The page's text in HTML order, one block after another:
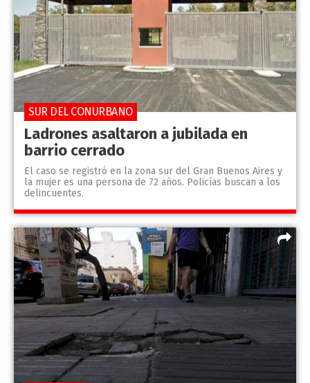
Ladrones asaltaron a jubilada en
barrio cerrado
El caso se registró en la zona sur del Gran Buenos Aires y
la mujer es una persona de 72 años. Policías buscan a los
delincuentes.
SUR DEL CONURBANO